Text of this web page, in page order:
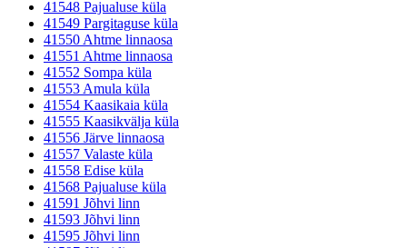
41548 Pajualuse küla
41549 Pargitaguse küla
41550 Ahtme linnaosa
41551 Ahtme linnaosa
41552 Sompa küla
41553 Amula küla
41554 Kaasikaia küla
41555 Kaasikvälja küla
41556 Järve linnaosa
41557 Valaste küla
41558 Edise küla
41568 Pajualuse küla
41591 Jõhvi linn
41593 Jõhvi linn
41595 Jõhvi linn